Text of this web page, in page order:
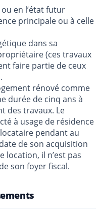
en l’état futur
principale ou à celle
dans sa
(ces travaux
faire partie de ceux
rénové comme
durée de cinq ans à
des travaux. Le
à usage de résidence
pendant au
de son acquisition
location, il n’est pas
son foyer fiscal.